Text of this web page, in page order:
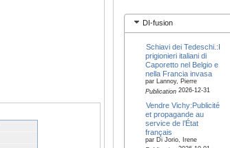
DI-fusion
Schiavi dei Tedeschi.:I
prigionieri italiani di
Caporetto nel Belgio e
nella Francia invasa
par Lannoy, Pierre
Publication2026-12-31
Vendre Vichy:Publicité
et propagande au
service de l’État
français
par Di Jorio, Irene